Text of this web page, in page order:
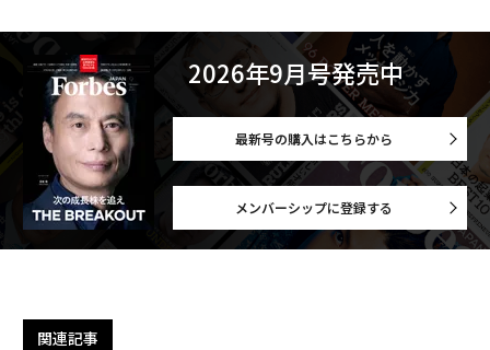
2026年9月号発売中
最新号の購入はこちらから
メンバーシップに登録する
関連記事